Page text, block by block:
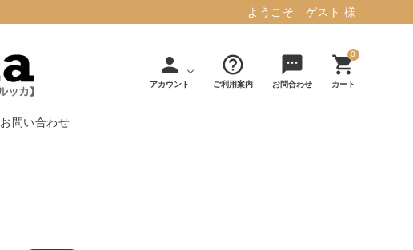
ようこそ ゲスト 様
person
アカウント
help_outline
ご利用案内
sms
お問合わせ
0
shopping_cart
カート
お問い合わせ